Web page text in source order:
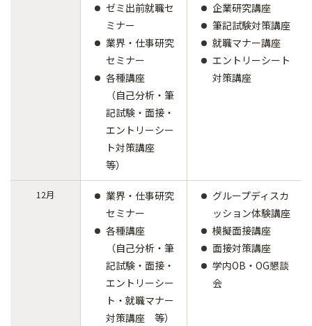
ゼミ出前就職セ
ミナー
業界・仕事研究
セミナー
各種講座
（自己分析・筆
記試験・面接・
エントリーシー
ト対策講座
等）
企業研究講座
筆記試験対策講座
就職マナー講座
エントリーシート
対策講座
12月
業界・仕事研究
セミナー
各種講座
（自己分析・筆
記試験・面接・
エントリーシー
ト・就職マナー
対策講座 等）
グループディスカ
ッション体験講座
模擬面接講座
面接対策講座
学内OB・OG懇談
会